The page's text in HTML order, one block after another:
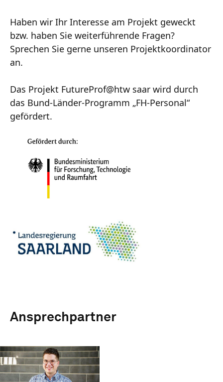
Haben wir Ihr Interesse am Projekt geweckt
bzw. haben Sie weiterführende Fragen?
Sprechen Sie gerne unseren Projektkoordinator
an.
Das Projekt FutureProf@htw saar wird durch
das Bund-Länder-Programm „FH-Personal“
gefördert.
Ansprechpartner